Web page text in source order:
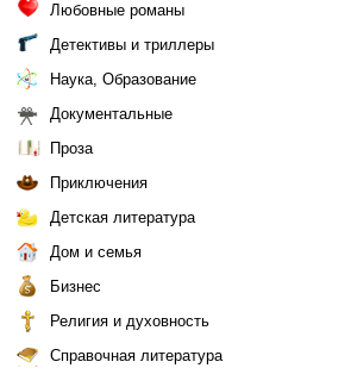
Любовные романы
Детективы и триллеры
Наука, Образование
Документальные
Проза
Приключения
Детская литература
Дом и семья
Бизнес
Религия и духовность
Справочная литература